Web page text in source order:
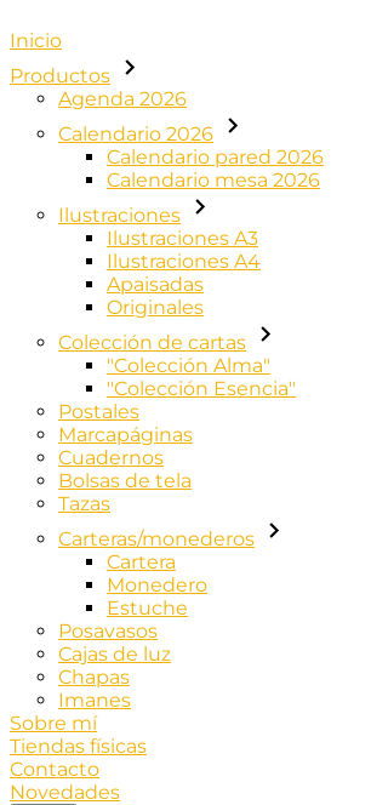
Inicio
Productos
Agenda 2026
Calendario 2026
Calendario pared 2026
Calendario mesa 2026
Ilustraciones
Ilustraciones A3
Ilustraciones A4
Apaisadas
Originales
Colección de cartas
"Colección Alma"
"Colección Esencia"
Postales
Marcapáginas
Cuadernos
Bolsas de tela
Tazas
Carteras/monederos
Cartera
Monedero
Estuche
Posavasos
Cajas de luz
Chapas
Imanes
Sobre mí
Tiendas físicas
Contacto
Novedades